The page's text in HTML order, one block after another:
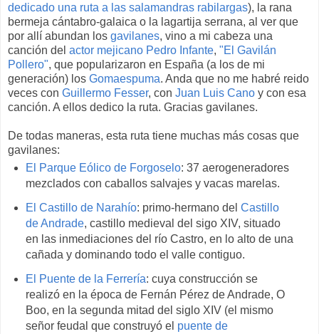
dedicado una ruta a las salamandras rabilargas), la rana
bermeja cántabro-galaica o la lagartija serrana, al ver que
por allí abundan los gavilanes, vino a mi cabeza una
canción del actor mejicano Pedro Infante, "El Gavilán
Pollero", que popularizaron en España (a los de mi
generación) los Gomaespuma. Anda que no me habré reido
veces con Guillermo Fesser, con Juan Luis Cano y con esa
canción. A ellos dedico la ruta. Gracias gavilanes.
De todas maneras, esta ruta tiene muchas más cosas que
gavilanes:
El Parque Eólico de Forgoselo: 37 aerogeneradores
mezclados con caballos salvajes y vacas marelas.
El Castillo de Narahío: primo-hermano del Castillo
de Andrade, castillo medieval del sigo XIV, situado
en las inmediaciones del río Castro, en lo alto de una
cañada y dominando todo el valle contiguo.
El Puente de la Ferrería: cuya construcción se
realizó en la época de Fernán Pérez de Andrade, O
Boo, en la segunda mitad del siglo XIV (el mismo
señor feudal que construyó el puente de